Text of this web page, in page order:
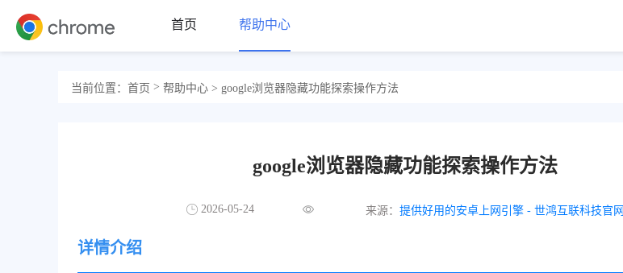
首页 帮助中心
当前位置： 首页 > 帮助中心 > google浏览器隐藏功能探索操作方法
google浏览器隐藏功能探索操作方法
2026-05-24 来源： 提供好用的安卓上网引擎 - 世鸿互联科技官网
详情介绍